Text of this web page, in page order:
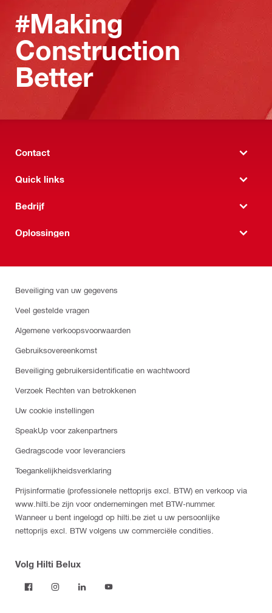
#Making
Construction
Better
Contact
Quick links
Bedrijf
Oplossingen
Beveiliging van uw gegevens
Veel gestelde vragen
Algemene verkoopsvoorwaarden
Gebruiksovereenkomst
Beveiliging gebruikersidentificatie en wachtwoord
Verzoek Rechten van betrokkenen
Uw cookie instellingen
SpeakUp voor zakenpartners
Gedragscode voor leveranciers
Toegankelijkheidsverklaring
Prijsinformatie (professionele nettoprijs excl. BTW) en verkoop via
www.hilti.be zijn voor ondernemingen met BTW-nummer.
Wanneer u bent ingelogd op hilti.be ziet u uw persoonlijke
nettoprijs excl. BTW volgens uw commerciële condities.
Volg Hilti Belux